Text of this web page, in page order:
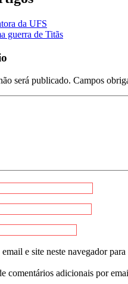
da UFS
guerra de Titãs
será publicado. Campos
e site neste navegador
comentários adicionais por